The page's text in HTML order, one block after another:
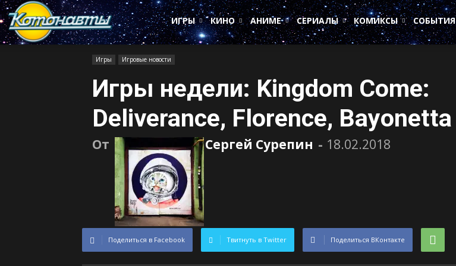
Котонавты
ИГРЫ
КИНО АНИМЕ СЕРИАЛЫ КОМИКСЫ СОБЫТИЯ
Игры Игровые новости
Игры недели: Kingdom Come:
Deliverance, Florence, Bayonetta
От Сергей Сурепин - 18.02.2018
Поделиться в Facebook Твитнуть в Twitter Поделиться ВКонтакте